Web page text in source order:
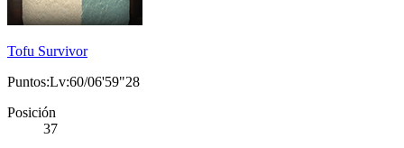
Tofu Survivor
Puntos:Lv:60/06'59"28
Posición
37